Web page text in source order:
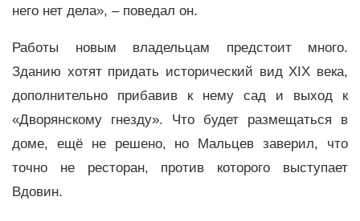
него нет дела», – поведал он.
Работы новым владельцам предстоит много.
Зданию хотят придать исторический вид XIX века,
дополнительно прибавив к нему сад и выход к
«Дворянскому гнезду». Что будет размещаться в
доме, ещё не решено, но Мальцев заверил, что
точно не ресторан, против которого выступает
Вдовин.